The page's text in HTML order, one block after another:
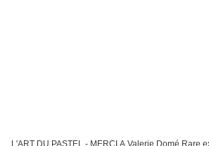
L'ART DU PASTEL - MERCI A Valerie Domé Rare